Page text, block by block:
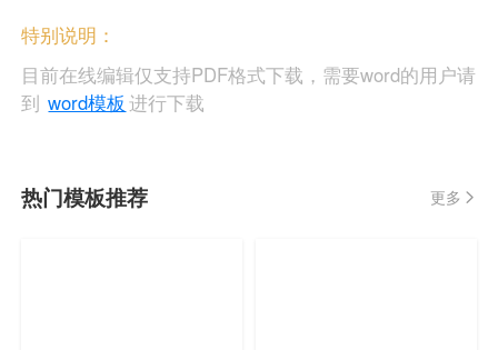
特别说明：
目前在线编辑仅支持PDF格式下载，需要word的用户请
到 word模板 进行下载
热门模板推荐 更多